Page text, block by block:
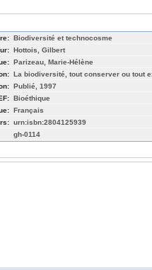
Biodiversité et technocosme
Hottois, Gilbert
Parizeau, Marie-Hélène
La biodiversité, tout conserver ou tout
Publié, 1997
Bioéthique
Français
urn:isbn:2804125939
gh-0114